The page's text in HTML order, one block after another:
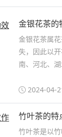
金银花茶的
金银花茶属
失，因此以
南、河北、
2024-04-
竹叶茶的特
竹叶茶是以